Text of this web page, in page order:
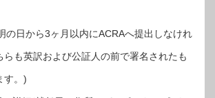
の日から3ヶ月以内にACRAへ提出しなけれ
らも英訳および公証人の前で署名されたも
す。)